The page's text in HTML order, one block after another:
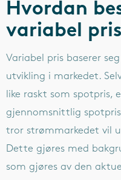
Hvordan
variabel
Variabel pris baserer
utvikling i markedet.
like raskt som spotpris,
gjennomsnittlig
tror strømmarkedet vil
Dette gjøres med
som gjøres av den